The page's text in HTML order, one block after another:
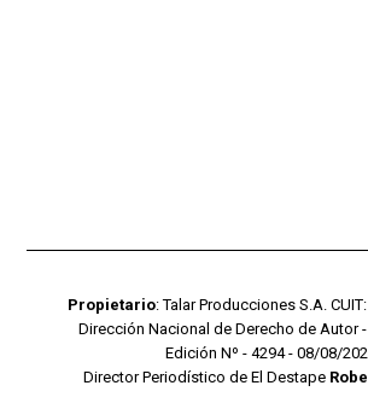
Propietario: Talar Producciones S.A.
Dirección Nacional de Derecho de Autor -
Edición Nº - 4294 - 08/08/
Director Periodístico de El Destape